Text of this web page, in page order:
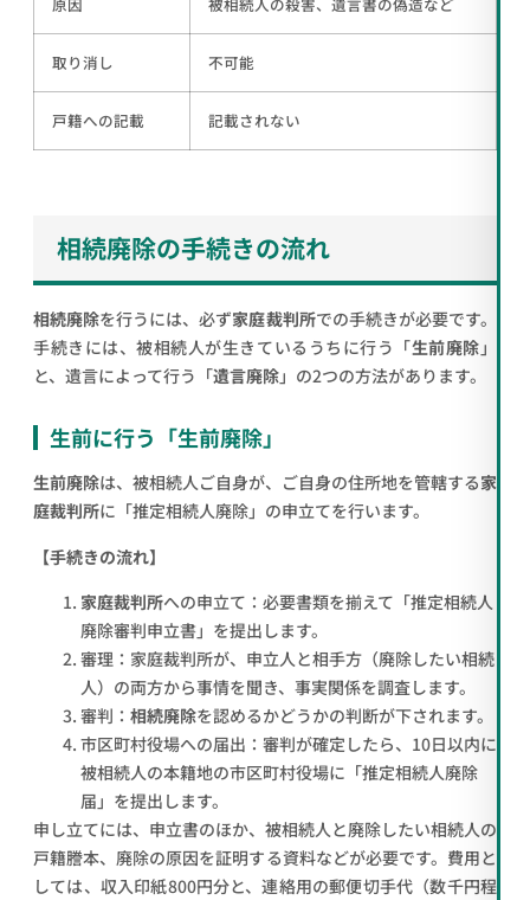
原因 被相続人の殺害、遺言書の偽造など
取り消し 不可能
戸籍への記載 記載されない
相続廃除の手続きの流れ
相続廃除を行うには、必ず家庭裁判所での手続きが必要です。
手続きには、被相続人が生きているうちに行う「生前廃除 」
と、遺言によって行う「遺言廃除」の2つの方法があります。
生前に行う「生前廃除」
生前廃除は、被相続人ご自身が、ご自身の住所地を管轄する家
庭裁判所に「推定相続人廃除」の申立てを行います。
【手続きの流れ】
家庭裁判所への申立て：必要書類を揃えて「推定相続人
廃除審判申立書」を提出します。
審理：家庭裁判所が、申立人と相手方（廃除したい相続
人）の両方から事情を聞き、事実関係を調査します。
審判： 相続廃除を認めるかどうかの判断が下されます。
市区町村役場への届出：審判が確定したら、10日以内に
被相続人の本籍地の市区町村役場に「推定相続人廃除
届」を提出します。
申し立てには、申立書のほか、被相続人と廃除したい相続人の
戸籍謄本、廃除の原因を証明する資料などが必要です。費用と
しては、収入印紙800円分と、連絡用の郵便切手代（数千円程